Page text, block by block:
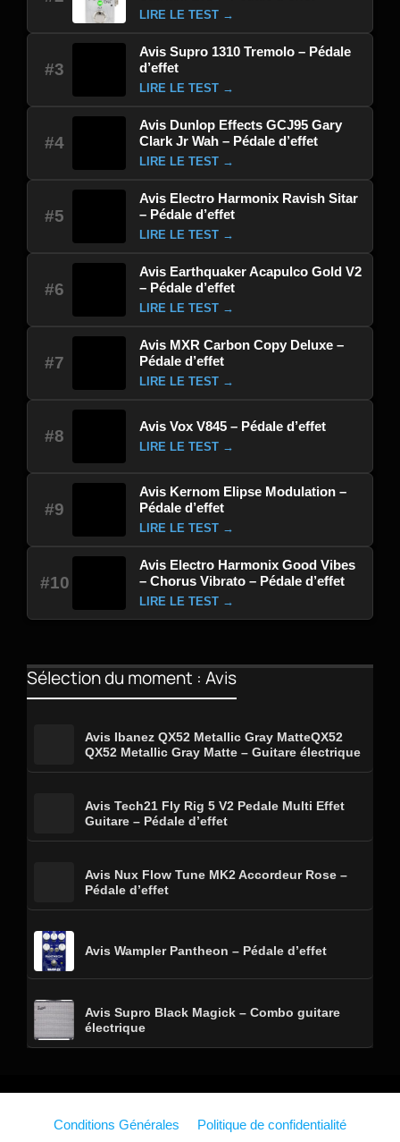
LIRE LE TEST →
#3
Avis Supro 1310 Tremolo – Pédale
d’effet
LIRE LE TEST →
#4
Avis Dunlop Effects GCJ95 Gary
Clark Jr Wah – Pédale d’effet
LIRE LE TEST →
#5
Avis Electro Harmonix Ravish Sitar
– Pédale d’effet
LIRE LE TEST →
#6
Avis Earthquaker Acapulco Gold V2
– Pédale d’effet
LIRE LE TEST →
#7
Avis MXR Carbon Copy Deluxe –
Pédale d’effet
LIRE LE TEST →
#8
Avis Vox V845 – Pédale d’effet
LIRE LE TEST →
#9
Avis Kernom Elipse Modulation –
Pédale d’effet
LIRE LE TEST →
#10
Avis Electro Harmonix Good Vibes
– Chorus Vibrato – Pédale d’effet
LIRE LE TEST →
Sélection du moment : Avis
Avis Ibanez QX52 Metallic Gray MatteQX52
QX52 Metallic Gray Matte – Guitare électrique
Avis Tech21 Fly Rig 5 V2 Pedale Multi Effet
Guitare – Pédale d’effet
Avis Nux Flow Tune MK2 Accordeur Rose –
Pédale d’effet
Avis Wampler Pantheon – Pédale d’effet
Avis Supro Black Magick – Combo guitare
électrique
Conditions Générales Politique de confidentialité